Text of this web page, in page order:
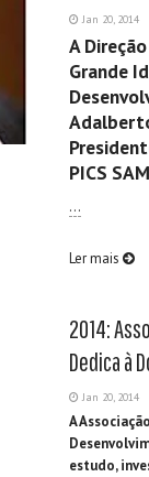
Jan 20, 2014
A
Grande
PICS
…
Ler mais
2014:
Dedica à
Jan 20, 2014
A
estudo,